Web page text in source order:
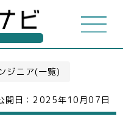
ジニア(一覧)
開日： 2025年10月07日